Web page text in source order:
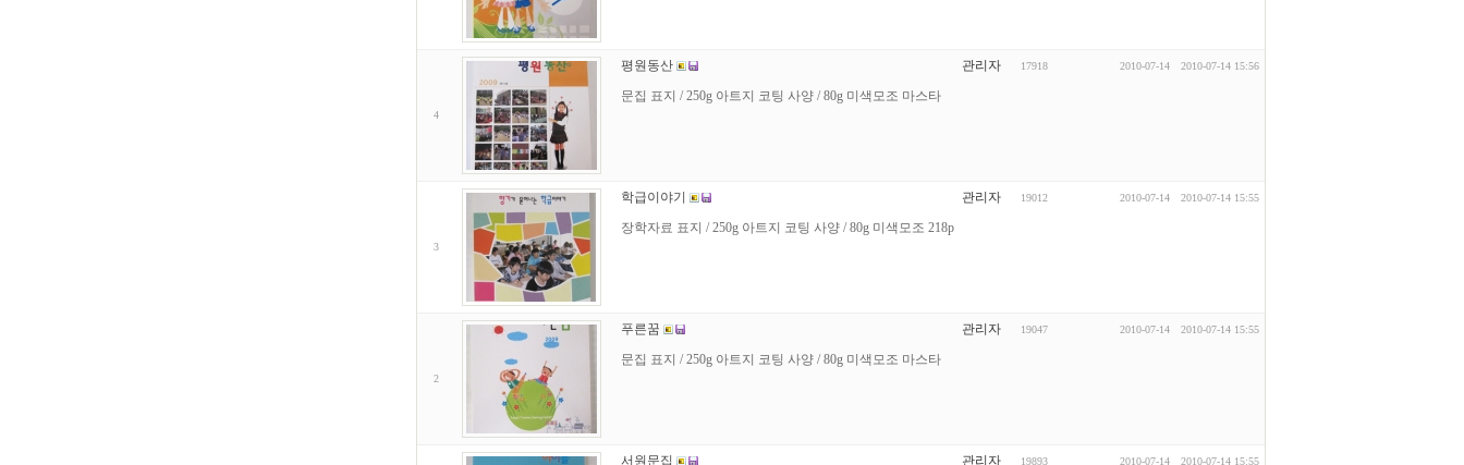
4
평원동산 관리자 17918 2010-07-14 2010-07-14 15:56
문집 표지 / 250g 아트지 코팅 사양 / 80g 미색모조 마스타
3
학급이야기 관리자 19012 2010-07-14 2010-07-14 15:55
장학자료 표지 / 250g 아트지 코팅 사양 / 80g 미색모조 218p
2
푸른꿈 관리자 19047 2010-07-14 2010-07-14 15:55
문집 표지 / 250g 아트지 코팅 사양 / 80g 미색모조 마스타
서원문집 관리자 19893 2010-07-14 2010-07-14 15:55